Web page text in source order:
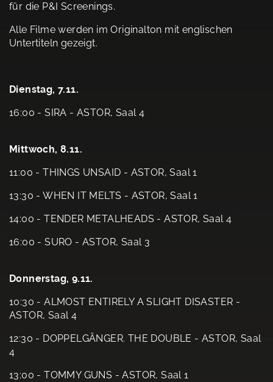
für die P&I Screenings.
Alle Filme werden im Originalton mit englischen
Untertiteln gezeigt.
Dienstag, 7.11.
16:00 - SIRA - ASTOR, Saal 4
Mittwoch, 8.11.
11:00 - THINGS UNSAID - ASTOR, Saal 1
13:30 - WHEN IT MELTS - ASTOR, Saal 1
14:00 - TENDER METALHEADS - ASTOR, Saal 4
16:00 - SURO - ASTOR, Saal 3
Donnerstag, 9.11.
10:30 - ALMOST ENTIRELY A SLIGHT DISASTER -
ASTOR, Saal 4
12:30 - DOPPELGÄNGER. THE DOUBLE - ASTOR, Saal
4
13:00 - TOMMY GUNS - ASTOR, Saal 1